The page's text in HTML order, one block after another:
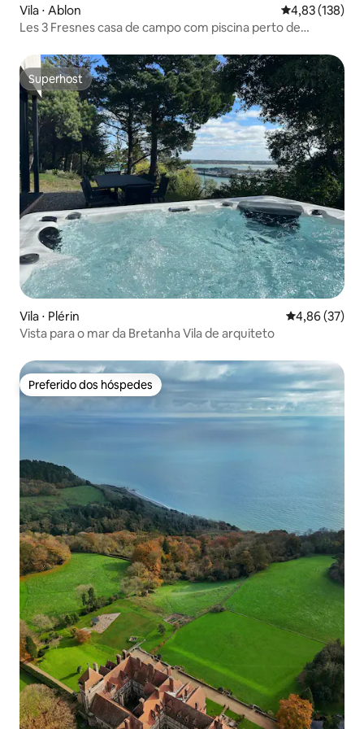
Vila ⋅ Ablon 4,83 de uma
4,83 (138)
Les 3 Fresnes casa de campo com piscina perto de
Superhost
Superhost
Vila ⋅ Plérin 4,86 de uma
4,86 (37)
Vista para o mar da Bretanha Vila de arquiteto
Preferido dos hóspedes
Preferido dos hóspedes